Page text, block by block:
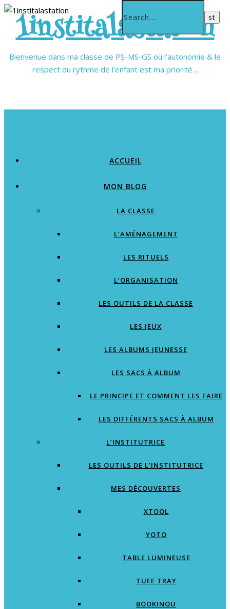
1institalastation
Bienvenue dans ma classe de PS-MS-GS où l'autonomie & le
respect du rythme de l'enfant est ma priorité…
ACCUEIL
MON BLOG
LA CLASSE
L’AMÉNAGEMENT
LES RITUELS
L’ORGANISATION
LES OUTILS DE LA CLASSE
LES JEUX
LES ALBUMS JEUNESSE
LES SACS À ALBUM
LE PRINCIPE ET COMMENT LES FAIRE
LES DIFFÉRENTS SACS À ALBUM
L’INSTITUTRICE
LES OUTILS DE L’INSTITUTRICE
MES DÉCOUVERTES
XTOOL
YOTO
TABLE LUMINEUSE
TUFF TRAY
BOOKINOU